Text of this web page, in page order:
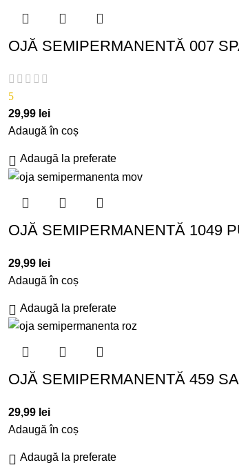
OJĂ SEMIPERMANENTĂ 007
5
29,99 lei
Adaugă în coș
Adaugă la preferate
OJĂ SEMIPERMANENTĂ 1049
29,99 lei
Adaugă în coș
Adaugă la preferate
OJĂ SEMIPERMANENTĂ 459
29,99 lei
Adaugă în coș
Adaugă la preferate